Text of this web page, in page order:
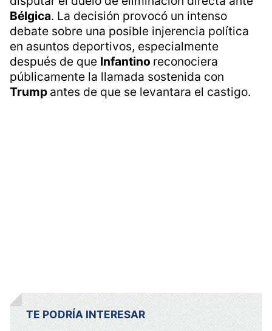
Bélgica. La decisión provocó un intenso
debate sobre una posible injerencia política
en asuntos deportivos, especialmente
después de que Infantino reconociera
públicamente la llamada sostenida con
Trump antes de que se levantara el castigo.
TE PODRÍA INTERESAR